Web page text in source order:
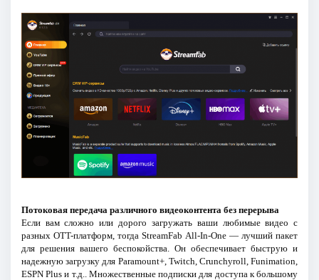
Потоковая передача различного видеоконтента без перерыва
Если вам сложно или дорого загружать ваши любимые видео с
разных OTT-платформ, тогда StreamFab All-In-One — лучший пакет
для решения вашего беспокойства. Он обеспечивает быструю и
надежную загрузку для Paramount+, Twitch, Crunchyroll, Funimation,
ESPN Plus и т.д.. Множественные подписки для доступа к большому